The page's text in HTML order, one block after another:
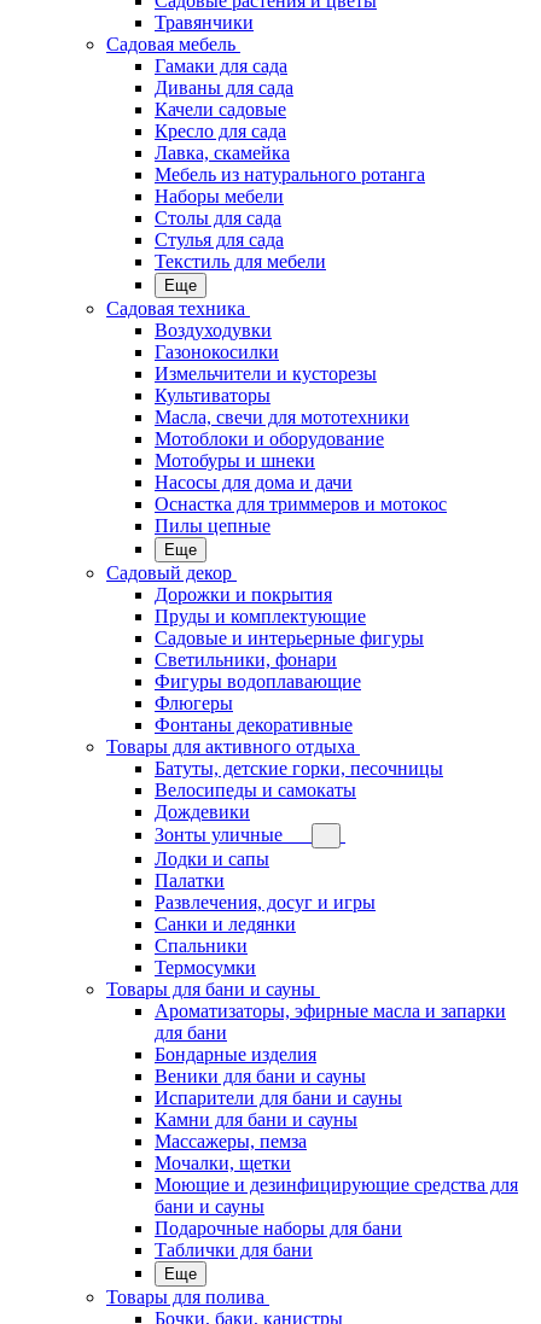
Травянчики
Садовая мебель
Гамаки для сада
Диваны для сада
Качели садовые
Кресло для сада
Лавка, скамейка
Мебель из натурального ротанга
Наборы мебели
Столы для сада
Стулья для сада
Текстиль для мебели
Еще
Садовая техника
Воздуходувки
Газонокосилки
Измельчители и кусторезы
Культиваторы
Масла, свечи для мототехники
Мотоблоки и оборудование
Мотобуры и шнеки
Насосы для дома и дачи
Оснастка для триммеров и мотокос
Пилы цепные
Еще
Садовый декор
Дорожки и покрытия
Пруды и комплектующие
Садовые и интерьерные фигуры
Светильники, фонари
Фигуры водоплавающие
Флюгеры
Фонтаны декоративные
Товары для активного отдыха
Батуты, детские горки, песочницы
Велосипеды и самокаты
Дождевики
Зонты уличные
Лодки и сапы
Палатки
Развлечения, досуг и игры
Санки и ледянки
Спальники
Термосумки
Товары для бани и сауны
Ароматизаторы, эфирные масла и запарки
для бани
Бондарные изделия
Веники для бани и сауны
Испарители для бани и сауны
Камни для бани и сауны
Массажеры, пемза
Мочалки, щетки
Моющие и дезинфицирующие средства для
бани и сауны
Подарочные наборы для бани
Таблички для бани
Еще
Товары для полива
Бочки, баки, канистры